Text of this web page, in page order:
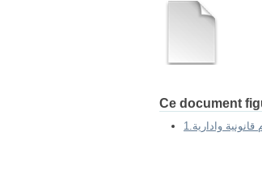
Ce document
قانونية وادارية